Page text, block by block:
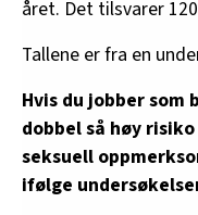
året. Det tilsvarer
Tallene er fra en
Hvis du jobber
dobbel så høy
seksuell
ifølge